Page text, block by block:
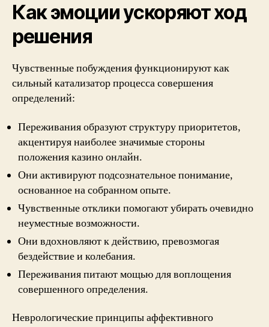
Как эмоции ускоряют ход
решения
Чувственные побуждения функционируют как
сильный катализатор процесса совершения
определений:
Переживания образуют структуру приоритетов,
акцентируя наиболее значимые стороны
положения казино онлайн.
Они активируют подсознательное понимание,
основанное на собранном опыте.
Чувственные отклики помогают убирать очевидно
неуместные возможности.
Они вдохновляют к действию, превозмогая
бездействие и колебания.
Переживания питают мощью для воплощения
совершенного определения.
Неврологические принципы аффективного